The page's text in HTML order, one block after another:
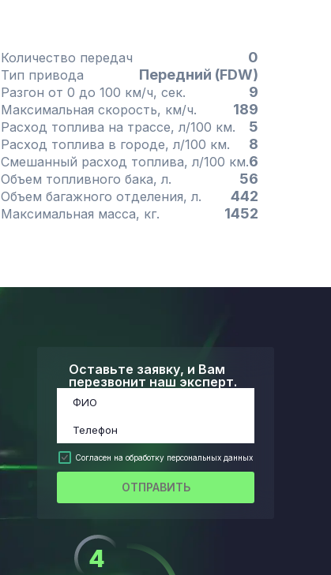
Количество передач 0
Тип привода Передний (FDW)
Разгон от 0 до 100 км/ч, сек. 9
Максимальная скорость, км/ч. 189
Расход топлива на трассе, л/100 км. 5
Расход топлива в городе, л/100 км. 8
Смешанный расход топлива, л/100 км.6
Объем топливного бака, л. 56
Объем багажного отделения, л. 442
Максимальная масса, кг. 1452
Оставьте заявку, и Вам
перезвонит наш эксперт.
Согласен на обработку персональных данных
ОТПРАВИТЬ